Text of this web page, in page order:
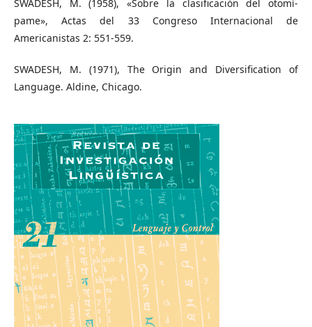
SWADESH, M. (1958), «Sobre la clasificación del otomí-
pame», Аctas del 33 Congreso Internacional de
Americanistas 2: 551-559.
SWADESH, M. (1971), The Origin and Diversification of
Language. Aldine, Chicago.